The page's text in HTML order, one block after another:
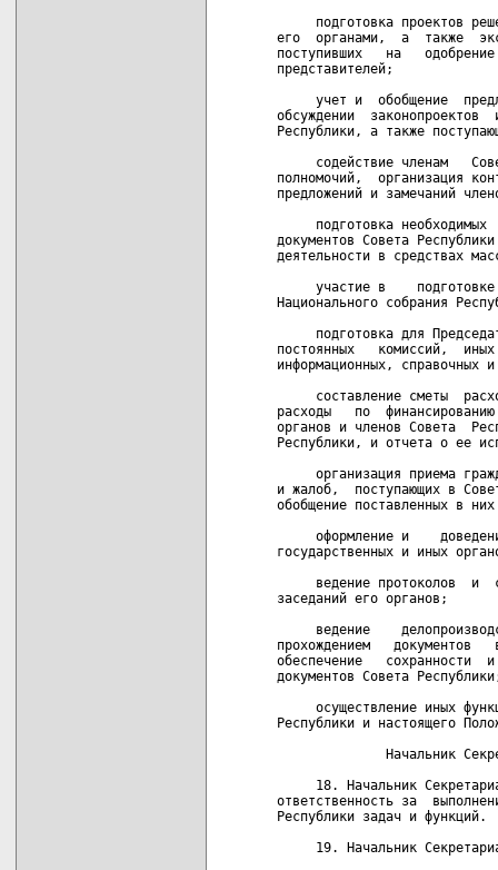
подготовка проектов
его  органами,  а  также
поступивших   на
представителей;
учет и  обобщение
обсуждении
Республики, а также
содействие членам
полномочий,  организация
предложений и замечаний
подготовка необходимых
документов Совета
деятельности в средствах
участие в
Национального собрания
подготовка для
постоянных   комиссий,
информационных, справочных
составление сметы
расходы   по
органов и членов Совета
Республики, и отчета о ее
организация приема
и жалоб,  поступающих в
обобщение поставленных в
оформление и
государственных и иных
ведение протоколов  и
заседаний его органов;
ведение
прохождением   документов
обеспечение   сохранности
документов Совета
осуществление иных
Республики и настоящего
Начальник
18. Начальник
ответственность за
Республики задач и функций.
19. Начальник